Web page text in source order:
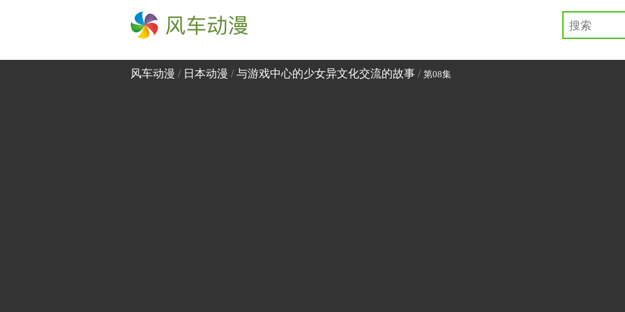
风车动漫
风车动漫 / 日本动漫 /与游戏中心的少女异文化交流的故事 / 第08集